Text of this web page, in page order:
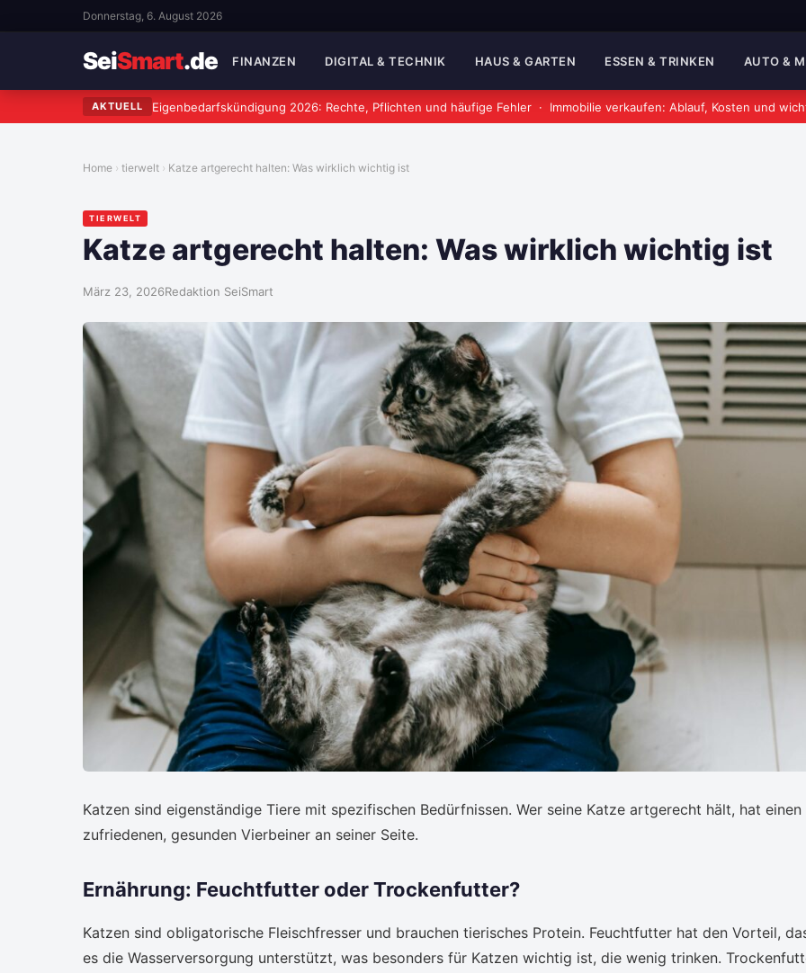
Donnerstag, 6. August 2026
SeiSmart.de FINANZEN DIGITAL & TECHNIK HAUS & GARTEN ESSEN & TRINKEN AUTO &
AKTUELL Eigenbedarfskündigung 2026: Rechte, Pflichten und häufige Fehler · Immobilie verkaufen: Ablauf, Kosten und
Home tierwelt Katze artgerecht halten: Was wirklich wichtig ist
TIERWELT
Katze artgerecht halten: Was wirklich wichtig ist
März 23, 2026Redaktion SeiSmart
Katzen sind eigenständige Tiere mit spezifischen Bedürfnissen. Wer seine Katze artgerecht hält, hat einen
zufriedenen, gesunden Vierbeiner an seiner Seite.
Ernährung: Feuchtfutter oder Trockenfutter?
Katzen sind obligatorische Fleischfresser und brauchen tierisches Protein. Feuchtfutter hat den Vorteil,
es die Wasserversorgung unterstützt, was besonders für Katzen wichtig ist, die wenig trinken.